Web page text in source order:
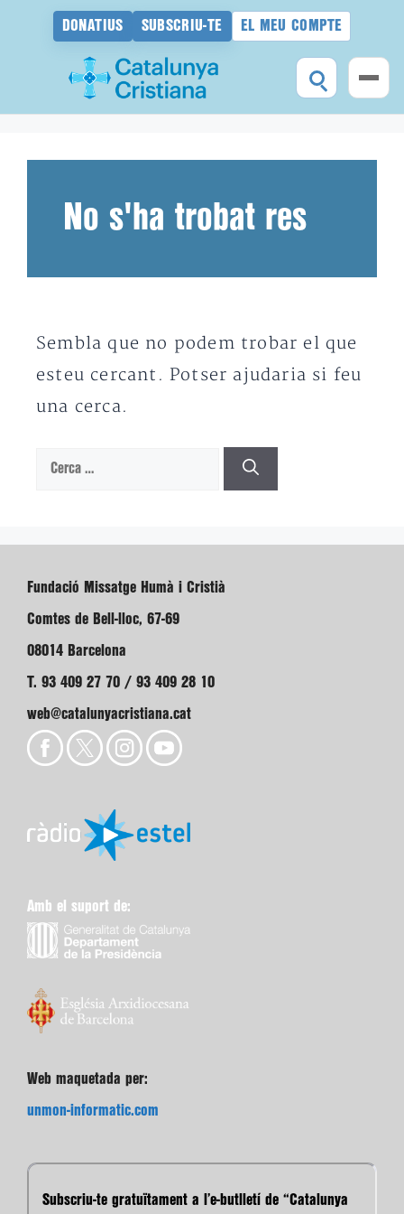
DONATIUS SUBSCRIU-TE EL MEU COMPTE
No s'ha trobat res
Sembla que no podem trobar el que
esteu cercant. Potser ajudaria si feu
una cerca.
Cerca:
Fundació Missatge Humà i Cristià
Comtes de Bell-lloc, 67-69
08014 Barcelona
T. 93 409 27 70 / 93 409 28 10
web@catalunyacristiana.cat
Amb el suport de:
Web maquetada per:
unmon-informatic.com
Subscriu-te gratuïtament a l’e-butlletí de “Catalunya